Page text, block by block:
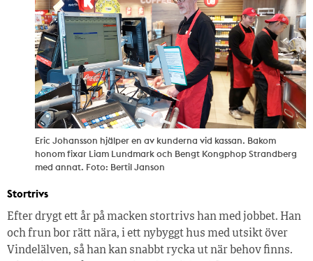
Eric Johansson hjälper en av kunderna vid kassan. Bakom
honom fixar Liam Lundmark och Bengt Kongphop Strandberg
med annat. Foto: Bertil Janson
Stortrivs
Efter drygt ett år på macken stortrivs han med jobbet. Han
och frun bor rätt nära, i ett nybyggt hus med utsikt över
Vindelälven, så han kan snabbt rycka ut när behov finns.